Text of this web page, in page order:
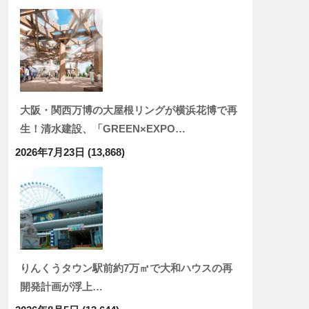
大阪・関西万博の大屋根リングが横浜花博で再
生！清水建設、「GREEN×EXPO…
2026年7月23日 (13,868)
りんくうタウン駅前約7万㎡で大和ハウスの再
開発計画が浮上…